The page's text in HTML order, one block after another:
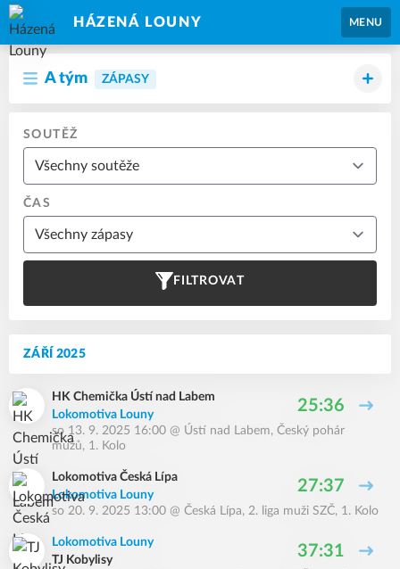
HÁZENÁ LOUNY MENU
A tým ZÁPASY
SOUTĚŽ
ČAS
FILTROVAT
ZÁŘÍ 2025
HK Chemička Ústí nad Labem
Lokomotiva Louny
25:36
so 13. 9. 2025 16:00 @ Ústí nad Labem, Český pohár
mužů, 1. Kolo
Lokomotiva Česká Lípa
Lokomotiva Louny
27:37
so 20. 9. 2025 13:00 @ Česká Lípa, 2. liga muži SZČ, 1. Kolo
Lokomotiva Louny
TJ Kobylisy
37:31